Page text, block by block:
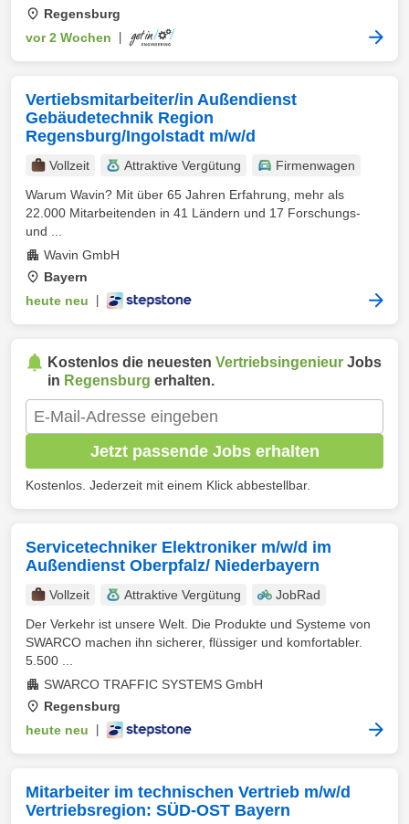
Regensburg
vor 2 Wochen
Vertiebsmitarbeiter/in Außendienst
Gebäudetechnik Region
Regensburg/Ingolstadt m/w/d
Vollzeit Attraktive Vergütung
Firmenwagen
Warum Wavin? Mit über 65 Jahren Erfahrung, mehr als
22.000 Mitarbeitenden in 41 Ländern und 17 Forschungs-
und ...
Wavin GmbH
Bayern
heute neu
Kostenlos die neuesten Vertriebsingenieur Jobs
in Regensburg erhalten.
Jetzt passende Jobs erhalten
Kostenlos. Jederzeit mit einem Klick abbestellbar.
Servicetechniker Elektroniker m/w/d im
Außendienst Oberpfalz/ Niederbayern
Vollzeit Attraktive Vergütung
JobRad
Der Verkehr ist unsere Welt. Die Produkte und Systeme von
SWARCO machen ihn sicherer, flüssiger und komfortabler.
5.500 ...
SWARCO TRAFFIC SYSTEMS GmbH
Regensburg
heute neu
Mitarbeiter im technischen Vertrieb m/w/d
Vertriebsregion: SÜD-OST Bayern